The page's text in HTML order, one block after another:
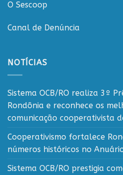
O Sescoop
Canal de Denúncia
NOTÍCIAS
Sistema OCB/RO realiza 3º
Rondônia e reconhece os
comunicação cooperativista
Cooperativismo fortalece
números históricos no
Sistema OCB/RO prestigia